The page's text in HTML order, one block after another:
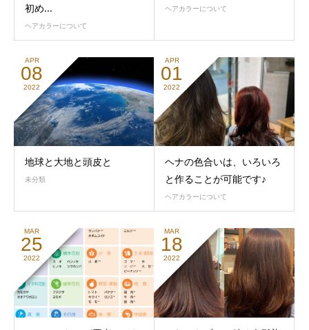
初め...
ヘアカラーについて
ヘアカラーについて
APR
08
2022
地球と大地と頭皮と
未分類
APR
01
2022
ヘナの色合いは、いろいろ
と作ることが可能です♪
ヘアカラーについて
MAR
25
2022
MAR
18
2022